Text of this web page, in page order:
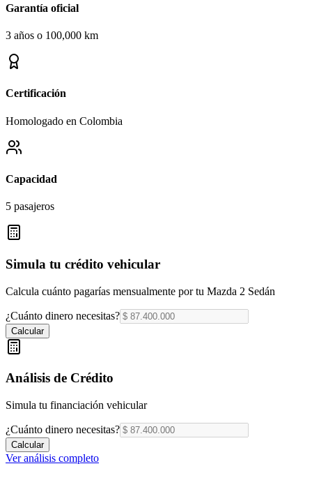
Garantía oficial
3 años o 100,000 km
Certificación
Homologado en Colombia
Capacidad
5 pasajeros
Simula tu crédito vehicular
Calcula cuánto pagarías mensualmente por tu Mazda 2 Sedán
¿Cuánto dinero necesitas?
Calcular
Análisis de Crédito
Simula tu financiación vehicular
¿Cuánto dinero necesitas?
Calcular
Ver análisis completo